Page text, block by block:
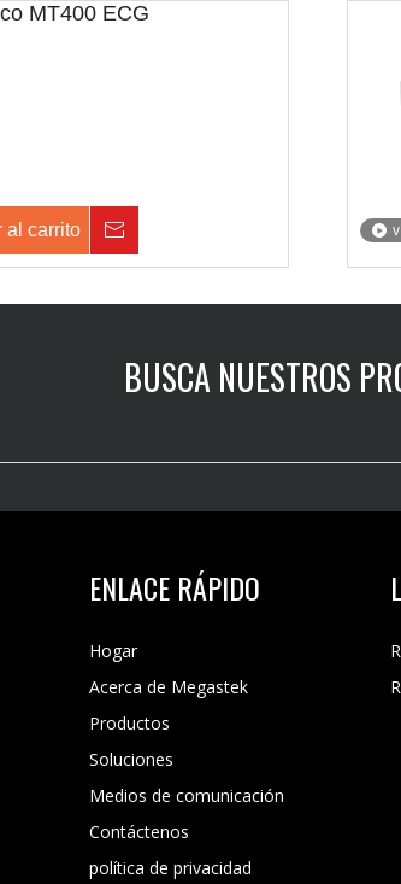
MT400 ECG
al carrito
BUSCA NUESTROS
ENLACE RÁPIDO
Hogar
Acerca de Megastek
Productos
Soluciones
Medios de comunicación
Contáctenos
política de privacidad